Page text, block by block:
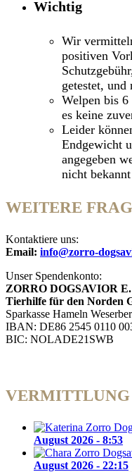
Wichtig
Wir
positiven
getestet, und
Welpen bis 6
es keine
Leider
Endgewicht
angegeben
nicht
WEITERE
Kontaktiere uns:
Email: info@zorro-
Unser Spendenkonto:
ZORRO DOGSAVIOR
Tierhilfe für den Norden
Sparkasse Hameln
IBAN: DE86 2545 0110
BIC: NOLADE21SWB
VERMITTLUNG
August 2026 - 8:53
August 2026 - 22:15